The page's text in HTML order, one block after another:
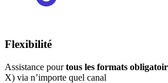
Flexibilité
Assistance pourtous les formats
X) via n’importe quel canal